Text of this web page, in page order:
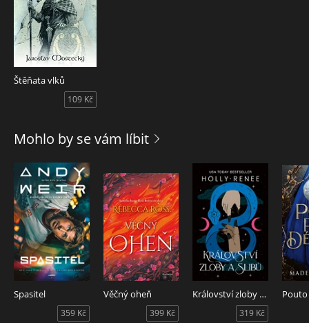
Štěňata vlků
109 Kč
Mohlo by se vám líbit
Spasitel
359 Kč
Věčný oheň
399 Kč
Království zloby a slibů
319 Kč